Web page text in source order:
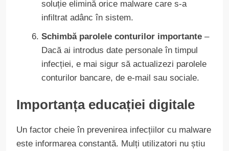
soluție elimină orice malware care s-a
infiltrat adânc în sistem.
Schimbă parolele conturilor importante–
Dacă ai introdus date personale în timpul
infecției, e mai sigur să actualizezi parolele
conturilor bancare, de e-mail sau sociale.
Importanța educației digitale
Un factor cheie în prevenirea infecțiilor cu malware
este informarea constantă. Mulți utilizatori nu știu